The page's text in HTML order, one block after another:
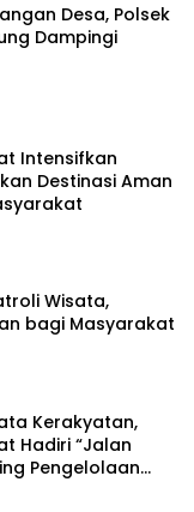
Desa, Polsek
Dampingi
Intensifkan
Destinasi Aman
Wisata,
bagi Masyarakat
Kerakyatan,
Hadiri “Jalan
Pengelolaan
Suntuk”